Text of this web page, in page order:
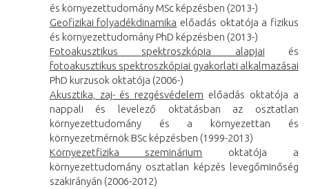
és környezettudomány MSc képzésben (2013-)
Geofizikai folyadékdinamika előadás oktatója a fizikus
és környezettudomány PhD képzésben (2013-)
Fotoakusztikus spektroszkópia alapjai és
fotoakusztikus spektroszkópiai gyakorlati alkalmazásai
PhD kurzusok oktatója (2006-)
Akusztika, zaj- és rezgésvédelem előadás oktatója a
nappali és levelező oktatásban az osztatlan
környezettudomány és a környezettan és
környezetmérnök BSc képzésben (1999-2013)
Környezetfizika szeminárium oktatója a
környezettudomány osztatlan képzés levegőminőség
szakirányán (2006-2012)